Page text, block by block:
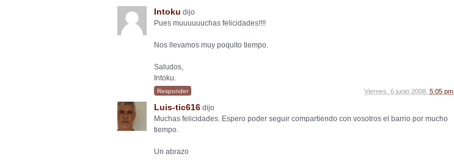
Intoku dijo
Pues muuuuuuchas felicidades!!!!
Nos llevamos muy poquito tiempo.
Saludos,
Intoku.
Viernes, 6 junio 2008, 5:05 pm
Responder
Luis-tic616 dijo
Muchas felicidades. Espero poder seguir compartiendo con vosotros el barrio por mucho
tiempo.
Un abrazo